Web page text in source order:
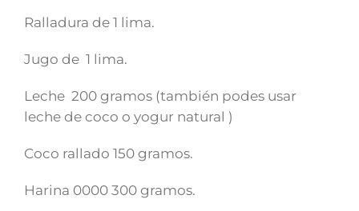
Ralladura de 1 lima.
Jugo de 1 lima.
Leche 200 gramos (también podes usar
leche de coco o yogur natural )
Coco rallado 150 gramos.
Harina 0000 300 gramos.